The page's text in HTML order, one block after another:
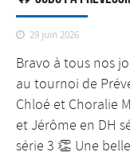
29 juin 2026
Bravo à tous nos
au tournoi de
Chloé et Choralie
et Jérôme en DH
série 3 👏 Une